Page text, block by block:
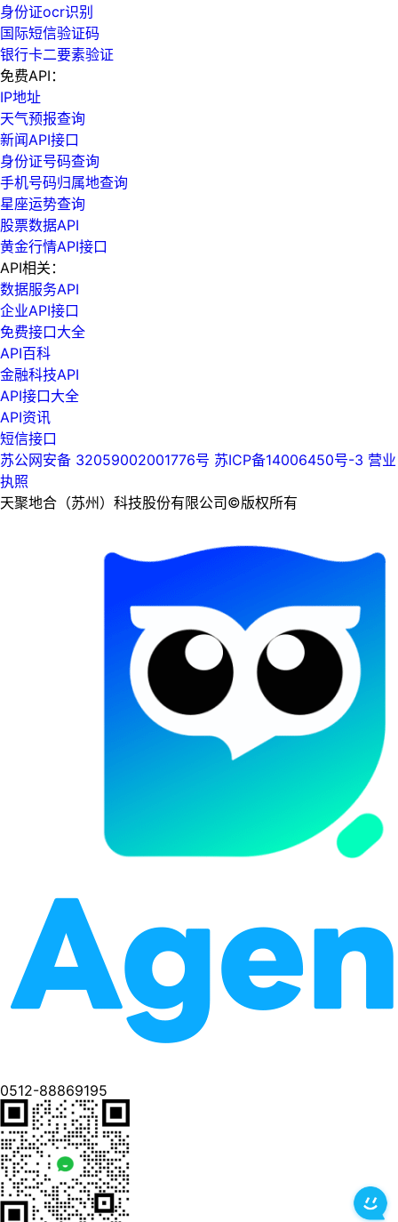
身份证ocr识别
国际短信验证码
银行卡二要素验证
免费API：
IP地址
天气预报查询
新闻API接口
身份证号码查询
手机号码归属地查询
星座运势查询
股票数据API
黄金行情API接口
API相关：
数据服务API
企业API接口
免费接口大全
API百科
金融科技API
API接口大全
API资讯
短信接口
苏公网安备 32059002001776号 苏ICP备14006450号-3 营业
执照
天聚地合（苏州）科技股份有限公司©版权所有
0512-88869195